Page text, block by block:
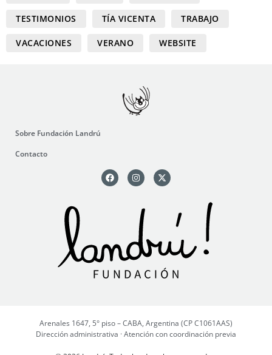
TESTIMONIOS TÍA VICENTA TRABAJO
VACACIONES VERANO WEBSITE
Sobre Fundación Landrú
Contacto
Arenales 1647, 5° piso – CABA, Argentina (CP C1061AAS)
Dirección administrativa · Atención con coordinación previa